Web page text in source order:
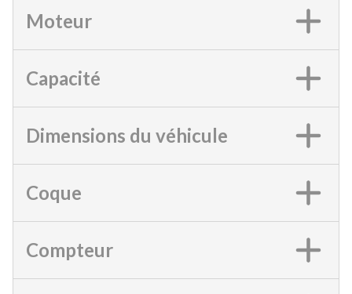
Moteur
Capacité
Dimensions du véhicule
Coque
Compteur